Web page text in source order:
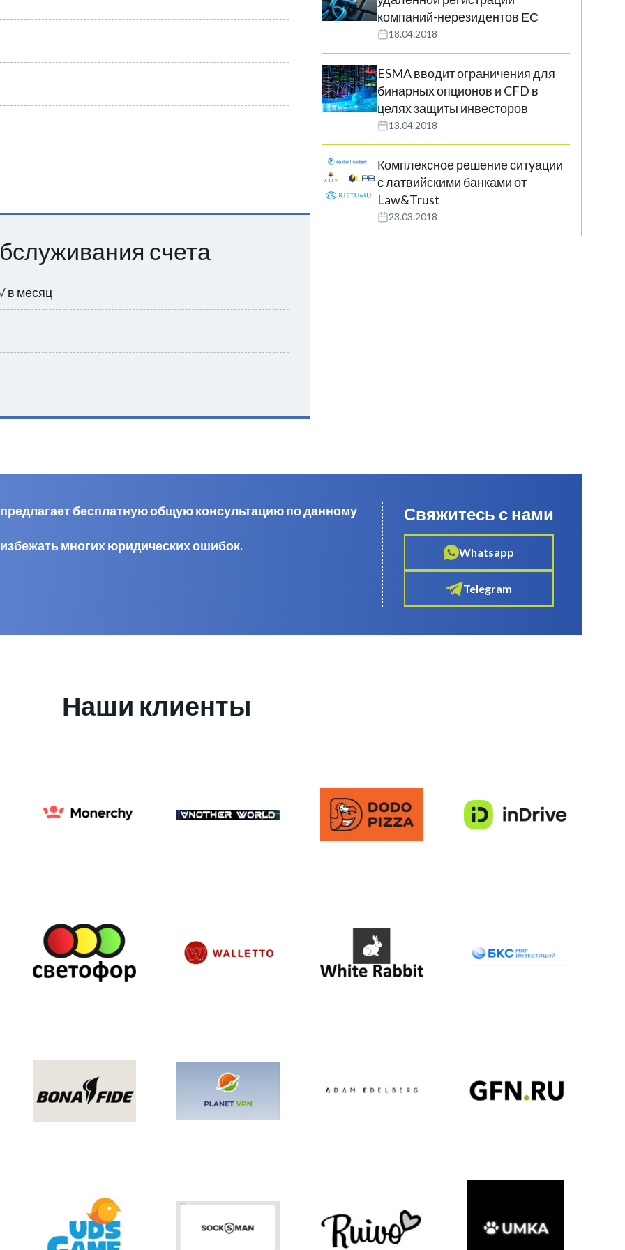
счета
в месяц
компаний-нерезидентов ЕС
18.04.2018
ESMA вводит ограничения для
бинарных опционов и CFD в
целях защиты инвесторов
13.04.2018
Комплексное решение ситуации
с латвийскими банками от
Law&Trust
23.03.2018
бесплатную общую консультацию по данному
многих юридических ошибок.
Свяжитесь с нами
Whatsapp
Telegram
Наши клиенты